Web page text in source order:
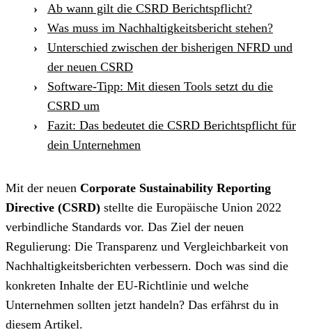
Ab wann gilt die CSRD Berichtspflicht?
Was muss im Nachhaltigkeitsbericht stehen?
Unterschied zwischen der bisherigen NFRD und
der neuen CSRD
Software-Tipp: Mit diesen Tools setzt du die
CSRD um
Fazit: Das bedeutet die CSRD Berichtspflicht für
dein Unternehmen
Mit der neuen Corporate Sustainability Reporting
Directive (CSRD) stellte die Europäische Union 2022
verbindliche Standards vor. Das Ziel der neuen
Regulierung: Die Transparenz und Vergleichbarkeit von
Nachhaltigkeitsberichten verbessern. Doch was sind die
konkreten Inhalte der EU-Richtlinie und welche
Unternehmen sollten jetzt handeln? Das erfährst du in
diesem Artikel.